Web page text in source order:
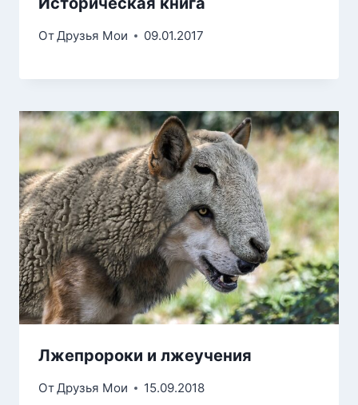
ОтДрузья Мои 09.01.2017
Лжепророки и лжеучения
ОтДрузья Мои 15.09.2018